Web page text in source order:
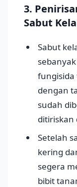
3.
Sabut
Sabut
fungisida
dengan
sudah
ditiriskan
Setelah
kering
segera
bibit